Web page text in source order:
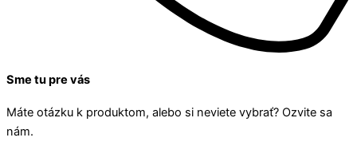
Sme tu pre vás
Máte otázku k produktom, alebo si neviete vybrať? Ozvite sa
nám.